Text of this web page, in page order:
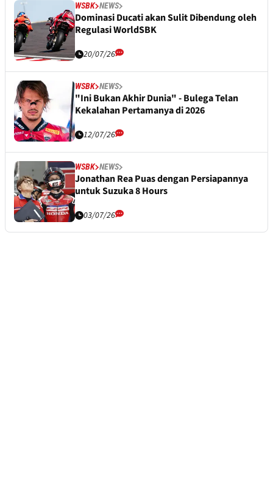
WSBK NEWS
Dominasi Ducati akan Sulit Dibendung oleh
Regulasi WorldSBK
20/07/26
WSBK NEWS
"Ini Bukan Akhir Dunia" - Bulega Telan
Kekalahan Pertamanya di 2026
12/07/26
WSBK NEWS
Jonathan Rea Puas dengan Persiapannya
untuk Suzuka 8 Hours
03/07/26